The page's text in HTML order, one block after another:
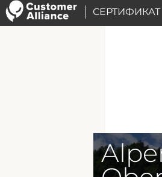
СЕРТИФИКАТ